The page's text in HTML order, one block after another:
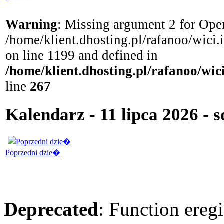
Warning: Missing argument 2 for
/home/klient.dhosting.pl/rafanoo/
on line 1199 and defined in
/home/klient.dhosting.pl/rafanoo/
line 267
Kalendarz - 11 lipca 2026 -
Poprzedni dzie�
Deprecated: Function